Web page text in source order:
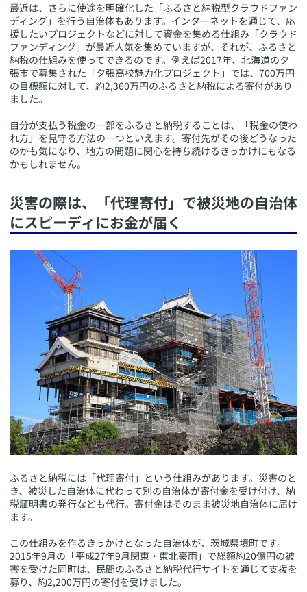
最近は、さらに使途を明確化した「ふるさと納税型クラウドファン
ディング」を行う自治体もあります。インターネットを通じて、応
援したいプロジェクトなどに対して資金を集める仕組み「クラウド
ファンディング」が最近人気を集めていますが、それが、ふるさと
納税の仕組みを使ってできるのです。例えば2017年、北海道の夕
張市で募集された「夕張高校魅力化プロジェクト」では、700万円
の目標額に対して、約2,360万円のふるさと納税による寄付があり
ました。
自分が支払う税金の一部をふるさと納税することは、「税金の使わ
れ方」を見守る方法の一つといえます。寄付先がその後どうなった
のかも気になり、地方の問題に関心を持ち続けるきっかけにもなる
かもしれません。
​災害の際は、「代理寄付」で被災地の自治体
にスピーディにお金が届く
​ふるさと納税には「代理寄付」という仕組みがあります。災害のと
き、被災した自治体に代わって別の自治体が寄付金を受け付け、納
税証明書の発行なども代行。寄付金はそのまま被災地自治体に届け
ます。
この仕組みを作るきっかけとなった自治体が、茨城県境町です。
2015年9月の「平成27年9月関東・東北豪雨」で総額約20億円の被
害を受けた同町は、民間のふるさと納税代行サイトを通じて支援を
募り、約2,200万円の寄付を受けました。